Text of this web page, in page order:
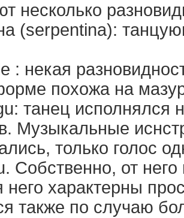
несколько
(serpentina):
: некая
похожа на
танец исполнялся
Музыкальные
только голос
Собственно, от
него характерны
также по случаю